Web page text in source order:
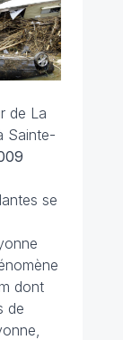
de La
Sainte-
se
dont
de